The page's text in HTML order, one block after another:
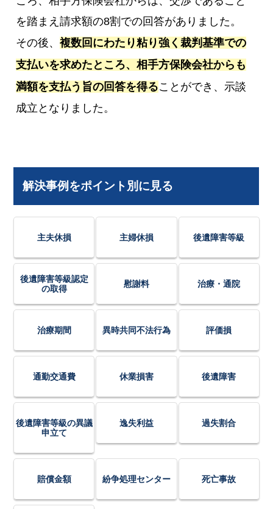
を踏まえ請求額の8割での回答がありました。
その後、複数回にわたり粘り強く裁判基準での
支払いを求めたところ、相手方保険会社からも
満額を支払う旨の回答を得ることができ、示談
成立となりました。
解決事例をポイント別に見る
主夫休損 主婦休損 後遺障害等級
後遺障害等級認定
の取得
慰謝料 治療・通院
治療期間 異時共同不法行為 評価損
通勤交通費 休業損害 後遺障害
後遺障害等級の異議
申立て
逸失利益 過失割合
賠償金額 紛争処理センター 死亡事故